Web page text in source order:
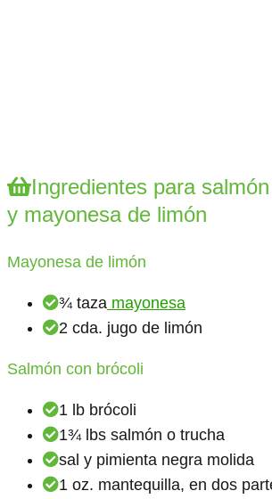
Ingredientes para
y mayonesa de limón
Mayonesa de limón
¾ taza mayonesa
2 cda. jugo de limón
Salmón con brócoli
1 lb brócoli
1¾ lbs salmón o trucha
sal y pimienta negra molida
1 oz. mantequilla, en dos